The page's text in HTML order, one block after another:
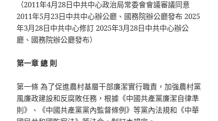
（2011年4月28日中共中心政治局常委會會議審議同意
2011年5月23日中共中心辦公廳、國務院辦公廳發布 2025
年3月28日中共中心修訂 2025年3月28日中共中心辦公
廳、國務院辦公廳發布）
第一章 總 則
第一條 為了促進農村基層干部廉潔實行職責，加強農村黨
風廉政建設和反腐敗任務，根據《中國共產黨廉潔自律準
則》、《中國共產黨黨內監督條例》等黨內法規和《中華